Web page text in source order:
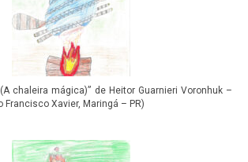
chaleira mágica)” de Heitor Guarnieri Voronhuk –
Francisco Xavier, Maringá – PR)